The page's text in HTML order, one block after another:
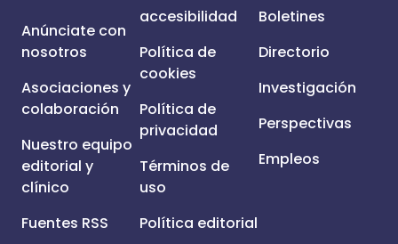
Anúnciate con
nosotros
Asociaciones y
colaboración
Nuestro equipo
editorial y
clínico
Fuentes RSS
accesibilidad
Política de
cookies
Política de
privacidad
Términos de
uso
Política editorial
Boletines
Directorio
Investigación
Perspectivas
Empleos